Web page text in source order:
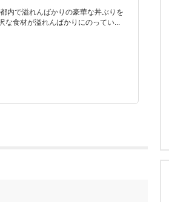
内で溢れんばかりの豪華な丼ぶりを
食材が溢れんばかりにのってい...